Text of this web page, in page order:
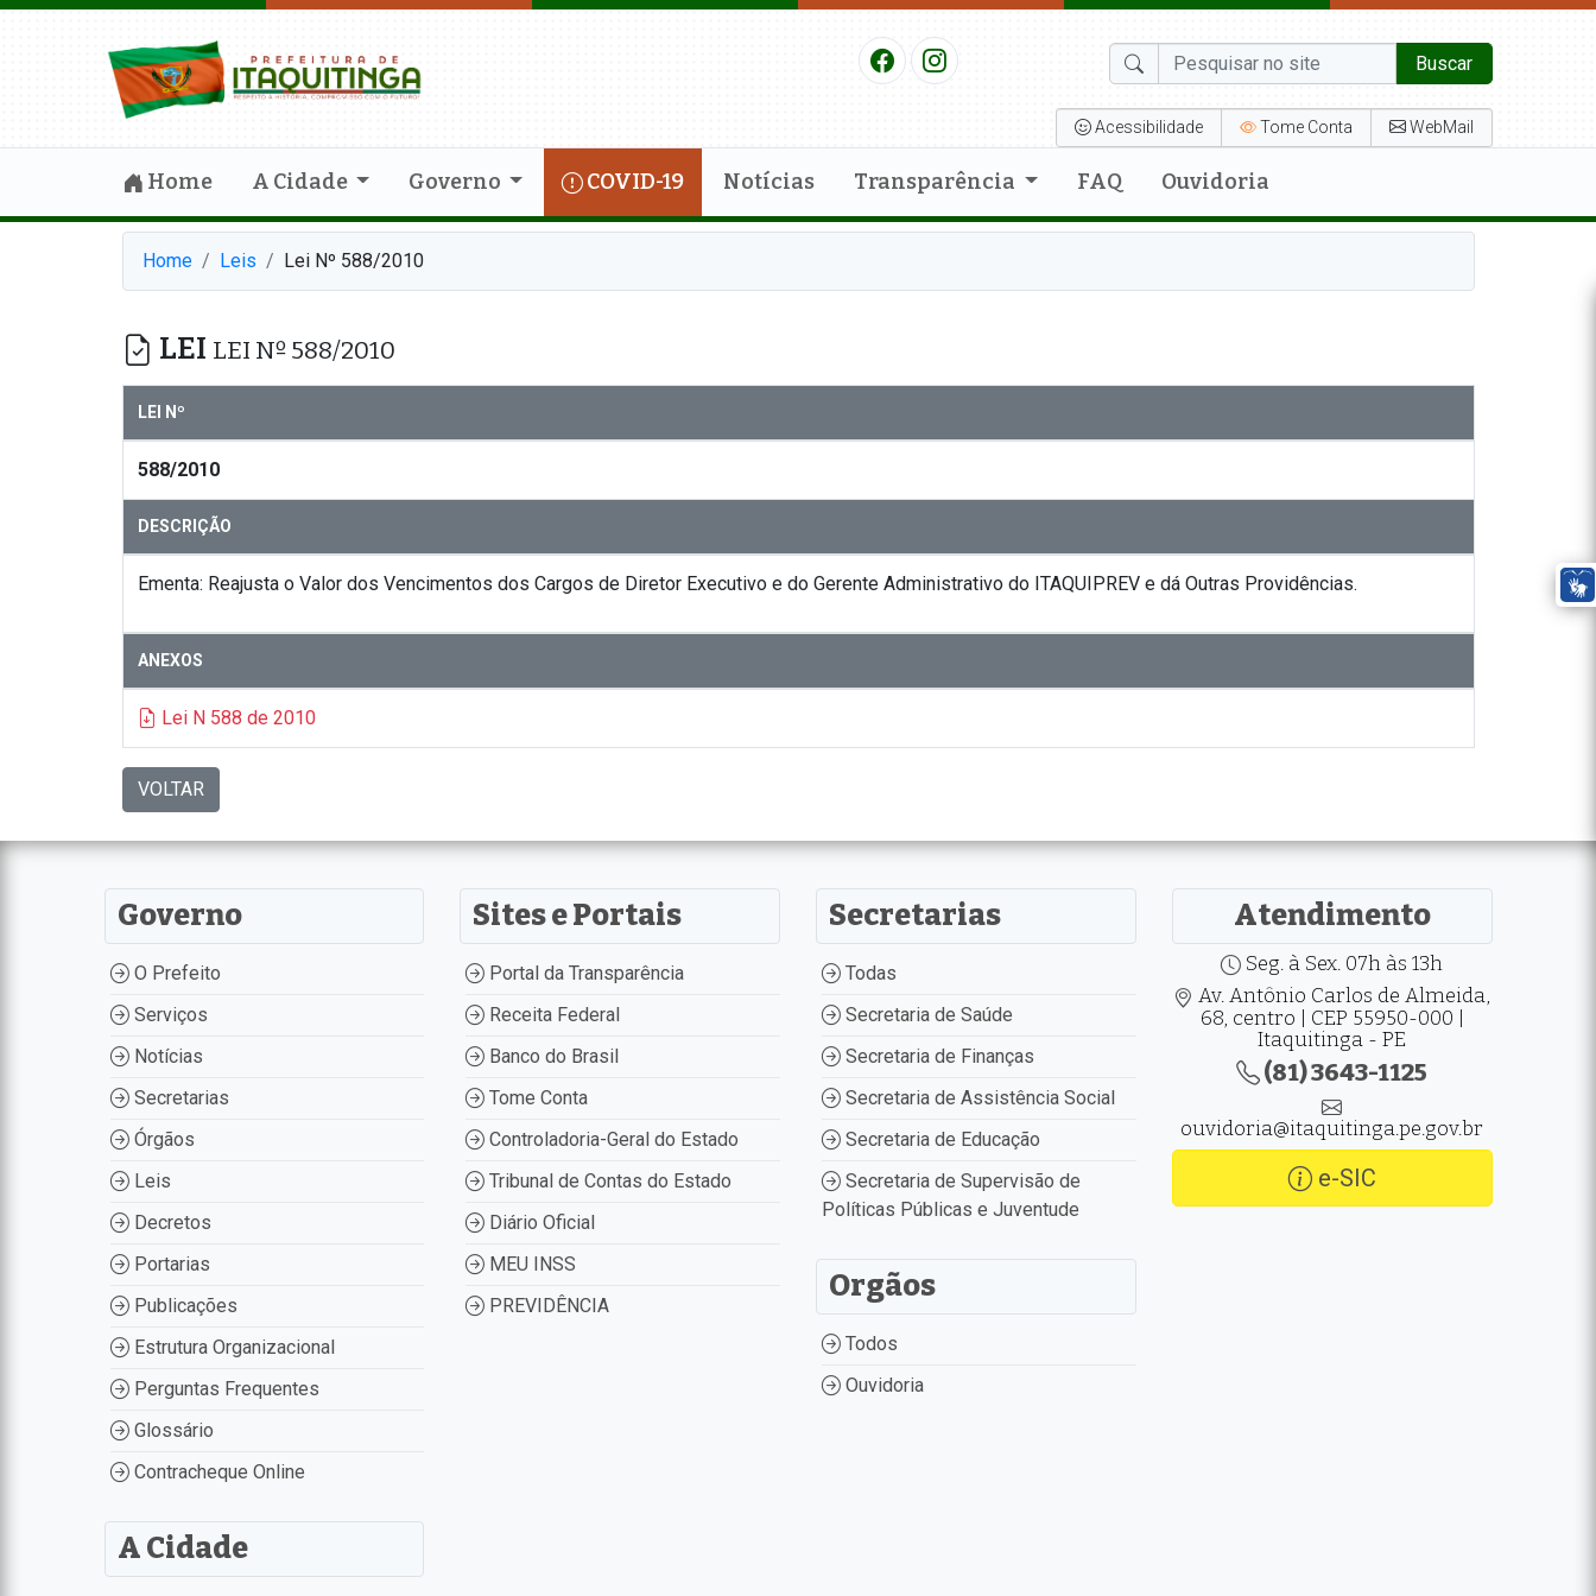
Buscar
Acessibilidade Tome Conta WebMail
Home A Cidade Governo COVID-19 Notícias Transparência FAQ Ouvidoria
Home Leis Lei Nº 588/2010
LEI LEI Nº 588/2010
LEI Nº
588/2010
DESCRIÇÃO
Ementa: Reajusta o Valor dos Vencimentos dos Cargos de Diretor Executivo e do Gerente Administrativo do ITAQUIPREV e dá Outras Providências.
ANEXOS
Lei N 588 de 2010
VOLTAR
Governo
O Prefeito
Serviços
Notícias
Secretarias
Órgãos
Leis
Decretos
Portarias
Publicações
Estrutura Organizacional
Perguntas Frequentes
Glossário
Contracheque Online
A Cidade
Sites e Portais
Portal da Transparência
Receita Federal
Banco do Brasil
Tome Conta
Controladoria-Geral do Estado
Tribunal de Contas do Estado
Diário Oficial
MEU INSS
PREVIDÊNCIA
Secretarias
Todas
Secretaria de Saúde
Secretaria de Finanças
Secretaria de Assistência Social
Secretaria de Educação
Secretaria de Supervisão de
Políticas Públicas e Juventude
Orgãos
Todos
Ouvidoria
Atendimento
Seg. à Sex. 07h às 13h
Av. Antônio Carlos de Almeida,
68, centro | CEP 55950-000 |
Itaquitinga - PE
(81) 3643-1125
ouvidoria@itaquitinga.pe.gov.br
e-SIC